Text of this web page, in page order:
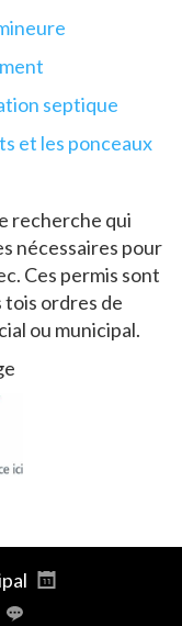
septique
et les ponceaux
recherche qui
nécessaires pour
Ces permis sont
tois ordres de
ou municipal.